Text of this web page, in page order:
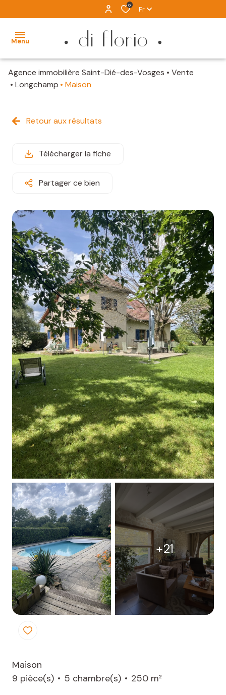
0 Fr
Menu
ACCUEIL
LOCATION
D'EXCEPTION
ALERTE
ESTIMATION
CONTACT
Agence immobilière Saint-Dié-des-Vosges
Vente
Longchamp
Maison
Retour aux résultats
Télécharger la fiche
Partager ce bien
+21
Maison
9 pièce(s)
5 chambre(s)
250 m²